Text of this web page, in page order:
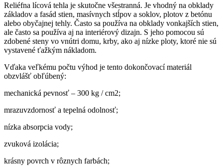
Reliéfna lícová tehla je skutočne všestranná. Je vhodný na obklady
základov a fasád stien, masívnych stĺpov a soklov, plotov z betónu
alebo obyčajnej tehly. Často sa používa na obklady vonkajších stien,
ale často sa používa aj na interiérový dizajn. S jeho pomocou sú
zdobené steny vo vnútri domu, krby, ako aj nízke ploty, ktoré nie sú
vystavené ťažkým nákladom.
Vďaka veľkému počtu výhod je tento dokončovací materiál
obzvlášť obľúbený:
mechanická pevnosť – 300 kg / cm2;
mrazuvzdornosť a tepelná odolnosť;
nízka absorpcia vody;
zvuková izolácia;
krásny povrch v rôznych farbách;